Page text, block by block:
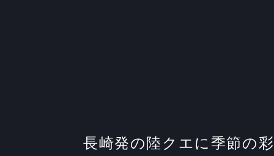
長崎発の陸クエに季節の